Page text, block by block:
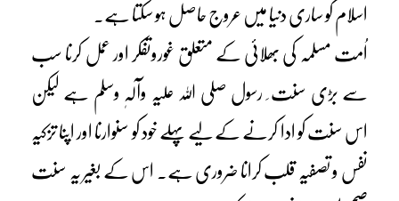
اسلام کو ساری دنیا میں عروج حاصل ہو سکتا ہے۔
اُمت مسلمہ کی بھلائی کے متعلق غوروتفکر اور عمل کرنا سب
سے بڑی سنت ِ رسول صلی اللہ علیہ وآلہٖ وسلم ہے لیکن
اس سنت کو ادا کرنے کے لیے پہلے خود کو سنوارنا اور اپنا تزکیہ
نفس و تصفیہ قلب کرانا ضروری ہے۔ اس کے بغیر یہ سنت